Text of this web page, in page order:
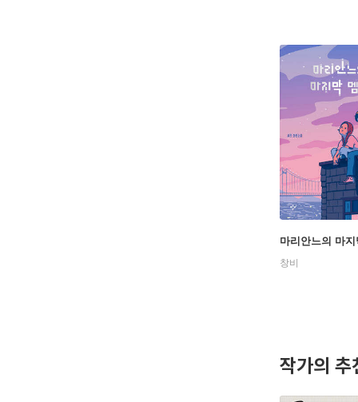
마리안느의 마
창비
작가의 추